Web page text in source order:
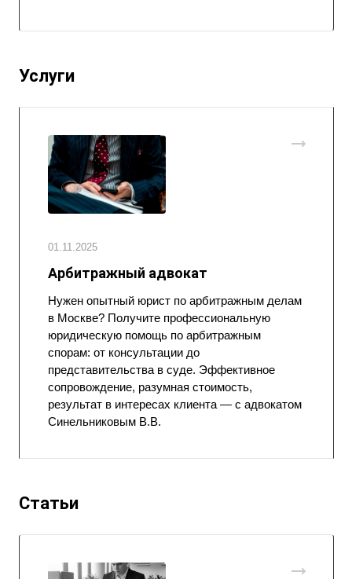
Услуги
01.11.2025
Арбитражный адвокат
Нужен опытный юрист по арбитражным делам
в Москве? Получите профессиональную
юридическую помощь по арбитражным
спорам: от консультации до
представительства в суде. Эффективное
сопровождение, разумная стоимость,
результат в интересах клиента — с адвокатом
Синельниковым В.В.
Статьи